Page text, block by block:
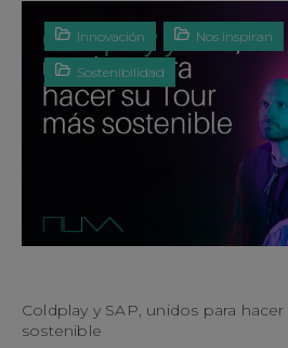
Innovación Nos inspiran
Sostenibilidad
Coldplay y SAP, unidos para
sostenible